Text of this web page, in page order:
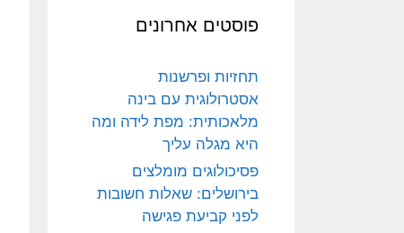
פוסטים אחרונים
תחזיות ופרשנות
אסטרולוגית עם בינה
מלאכותית: מפת לידה ומה
היא מגלה עליך
פסיכולוגים מומלצים
בירושלים: שאלות חשובות
לפני קביעת פגישה